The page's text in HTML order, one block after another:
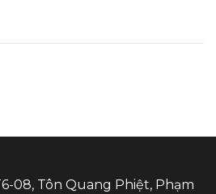
08, Tôn Quang Phiệt, Phạm